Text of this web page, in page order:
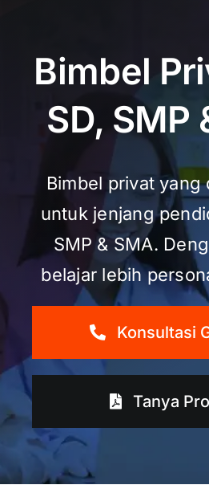
Bimbel
SD, SMP
Bimbel privat yang
untuk jenjang
SMP & SMA.
belajar lebih
Konsultasi
Tanya